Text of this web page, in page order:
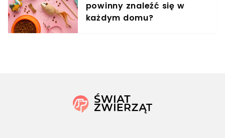
powinny znaleźć się w
każdym domu?